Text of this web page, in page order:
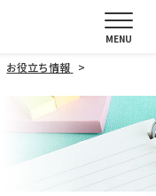
MENU
お役立ち情報